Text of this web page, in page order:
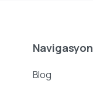
Navigasyon
Blog